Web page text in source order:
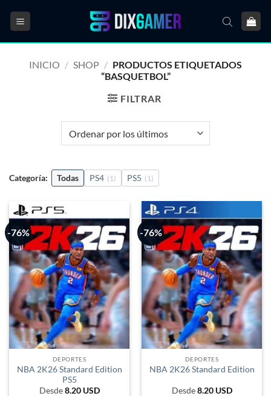
INICIO / SHOP / PRODUCTOS ETIQUETADOS
“BASQUETBOL”
FILTRAR
Categoría: Todas PS4 (1) PS5 (1)
-76%
DEPORTES
NBA 2K26 Standard Edition
PS5
Desde8.20 USD
-76%
DEPORTES
NBA 2K26 Standard Edition
Desde8.20 USD